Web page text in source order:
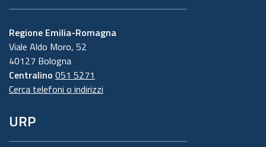
Regione Emilia-Romagna
Viale Aldo Moro, 52
40127 Bologna
Centralino 051 5271
Cerca telefoni o indirizzi
URP